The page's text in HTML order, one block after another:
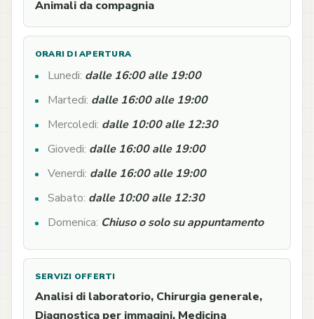
Animali da compagnia
ORARI DI APERTURA
Lunedi: dalle 16:00 alle 19:00
Martedi: dalle 16:00 alle 19:00
Mercoledi: dalle 10:00 alle 12:30
Giovedi: dalle 16:00 alle 19:00
Venerdi: dalle 16:00 alle 19:00
Sabato: dalle 10:00 alle 12:30
Domenica: Chiuso o solo su appuntamento
SERVIZI OFFERTI
Analisi di laboratorio, Chirurgia generale,
Diagnostica per immagini, Medicina